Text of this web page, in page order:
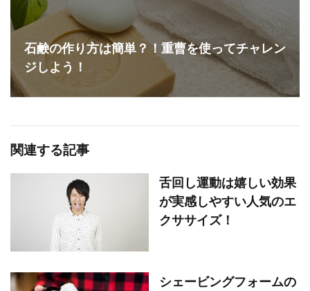
石鹸の作り方は簡単？！重曹を使ってチャレン
ジしよう！
関連する記事
舌回し運動は嬉しい効果
が実感しやすい人気のエ
クササイズ！
シェービングフォームの